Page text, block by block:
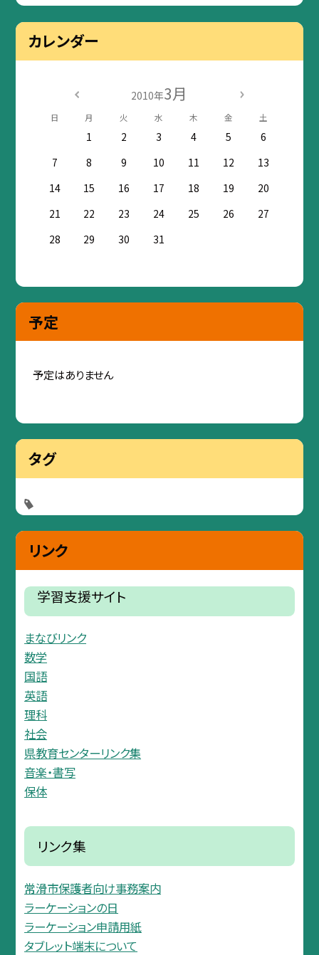
カレンダー
2010年3月
日 月 火 水 木 金 土
1 2 3 4 5
6
7
8 9 10 11 12
13
14
15 16 17 18 19
20
21
22 23 24 25 26
27
28
29 30 31
予定
予定はありません
タグ
リンク
学習支援サイト
まなびリンク
数学
国語
英語
理科
社会
県教育センターリンク集
音楽・書写
保体
リンク集
常滑市保護者向け事務案内
ラーケーションの日
ラーケーション申請用紙
タブレット端末について